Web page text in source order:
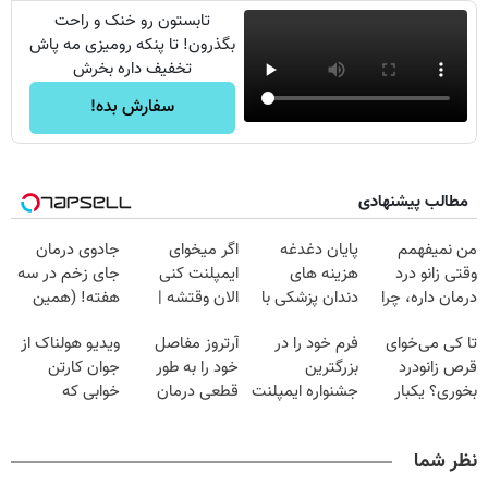
تابستون رو خنک و راحت
بگذرون! تا پنکه رومیزی مه پاش
تخفیف داره بخرش
سفارش بده!
مطالب پیشنهادی
من نمیفهمم
وقتی زانو درد
درمان داره، چرا
تحمل میکنی؟❗
پایان دغدغه
هزینه های
دندان پزشکی با
خانگی
اگر میخوای
ایمپلنت کنی
الان وقتشه |
میلیون تومان!!!
جادوی درمان
جای زخم در سه
هفته! (همین
صحبت کنید)
تا کی می‌خوای
قرص زانودرد
بخوری؟ یکبار
فرم خود را در
بزرگترین
جشنواره ایمپلنت
آرتروز مفاصل
خود را به طور
قطعی درمان
ویدیو هولناک از
جوان کارتن
خوابی که
نظر شما